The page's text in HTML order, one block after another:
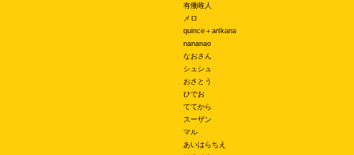
有働唯人
メロ
quince＋artkana
nananao
なおさん
シュシュ
おさとう
ひでお
ててから
スーザン
マル
あいはらちえ